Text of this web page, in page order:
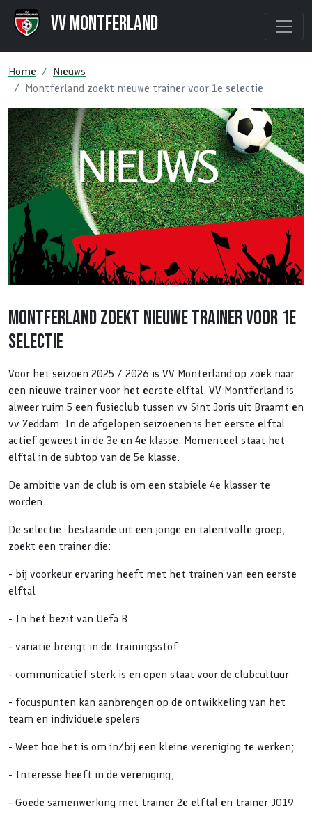
VV Montferland
Home
Nieuws
Montferland zoekt nieuwe trainer voor 1e selectie
Montferland zoekt nieuwe trainer voor 1e
selectie
Voor het seizoen 2025 / 2026 is VV Monterland op zoek naar
een nieuwe trainer voor het eerste elftal. VV Montferland is
alweer ruim 5 een fusieclub tussen vv Sint Joris uit Braamt en
vv Zeddam. In de afgelopen seizoenen is het eerste elftal
actief geweest in de 3e en 4e klasse. Momenteel staat het
elftal in de subtop van de 5e klasse.
De ambitie van de club is om een stabiele 4e klasser te
worden.
De selectie, bestaande uit een jonge en talentvolle groep,
zoekt een trainer die:
- bij voorkeur ervaring heeft met het trainen van een eerste
elftal
- In het bezit van Uefa B
- variatie brengt in de trainingsstof
- communicatief sterk is en open staat voor de clubcultuur
- focuspunten kan aanbrengen op de ontwikkeling van het
team en individuele spelers
- Weet hoe het is om in/bij een kleine vereniging te werken;
- Interesse heeft in de vereniging;
- Goede samenwerking met trainer 2e elftal en trainer JO19